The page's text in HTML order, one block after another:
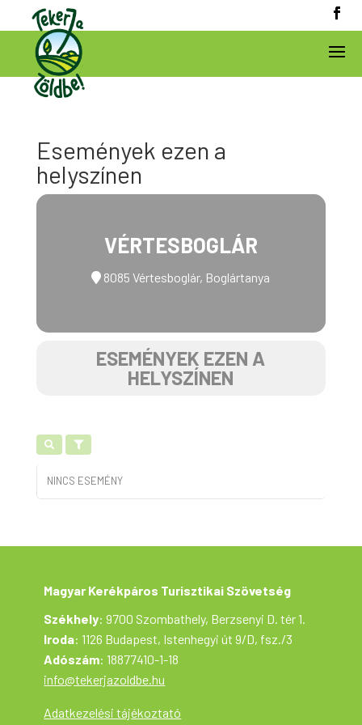
Események ezen a
helyszínen
VÉRTESBOGLÁR
8085 Vértesboglár, Boglártanya
ESEMÉNYEK EZEN A
HELYSZÍNEN
NINCS ESEMÉNY
Magyar Kerékpáros Turisztikai Szövetség
Székhely: 9700 Szombathely, Berzsenyi D. tér 1.
Iroda: 1126 Budapest, Istenhegyi út 9/D, fsz./3
Adószám: 18877410-1-18
info@tekerjazoldbe.hu
Adatkezelési tájékoztató